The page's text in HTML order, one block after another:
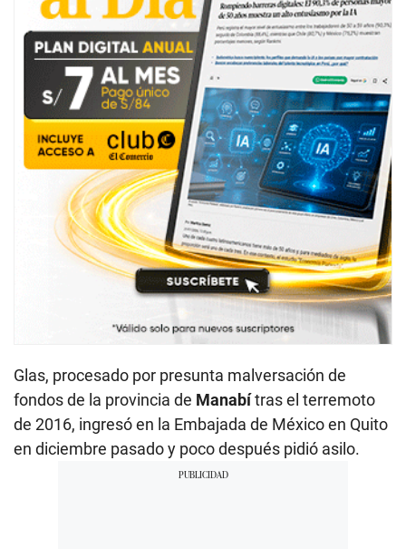
Glas, procesado por presunta malversación de
fondos de la provincia de Manabítras el terremoto
de 2016, ingresó en la Embajada de México en Quito
en diciembre pasado y poco después pidió asilo.